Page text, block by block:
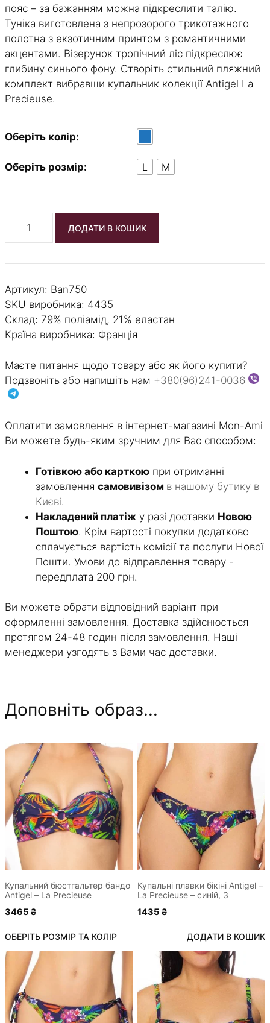
пояс – за бажанням можна підкреслити талію.
Туніка виготовлена з непрозорого трикотажного
полотна з екзотичним принтом з романтичними
акцентами. Візерунок тропічний ліс підкреслює
глибину синього фону. Створіть стильний пляжний
комплект вибравши купальник колекції Antigel La
Precieuse.
Оберіть колір:
Оберіть розмір: L M
Antigel
La
кількість
ДОДАТИ В КОШИК
Артикул: Ban750
SKU виробника: 4435
Склад: 79% поліамід, 21% еластан
Країна виробника: Франція
Маєте питання щодо товару або як його купити?
Подзвоніть або напишіть нам +380(96)241-0036
Оплатити замовлення в інтернет-магазині Mon-Ami
Ви можете будь-яким зручним для Вас способом:
Готівкою або карткою при отриманні
замовлення самовивізом в нашому бутику в
Києві.
Накладений платіж у разі доставки Новою
Поштою. Крім вартості покупки додатково
сплачується вартість комісії та послуги Нової
Пошти. Умови до відправлення товару -
передплата 200 грн.
Ви можете обрати відповідний варіант при
оформленні замовлення. Доставка здійснюється
протягом 24-48 годин після замовлення. Наші
менеджери узгодять з Вами час доставки.
Доповніть образ...
Купальний бюстгальтер бандо
Antigel – La Precieuse
3465 ₴
ОБЕРІТЬ РОЗМІР ТА КОЛІР
Цей
товар
має
кілька
варіантів.
Параметри
можна
вибрати
на
сторінці
товару
Купальні плавки бікіні Antigel –
La Precieuse – синій, 3
1435 ₴
ДОДАТИ В КОШИК
Цей
товар
має
кілька
варіантів.
товар
має
кілька
варіантів.